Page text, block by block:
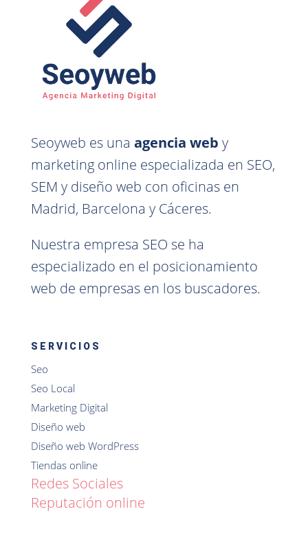
Seoyweb es una agencia web y
marketing online especializada en SEO,
SEM y diseño web con oficinas en
Madrid, Barcelona y Cáceres.
Nuestra empresa SEO se ha
especializado en el posicionamiento
web de empresas en los buscadores.
SERVICIOS
Seo
Seo Local
Marketing Digital
Diseño web
Diseño web WordPress
Tiendas online
Redes Sociales
Reputación online